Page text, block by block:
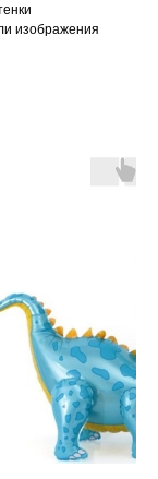
изображения